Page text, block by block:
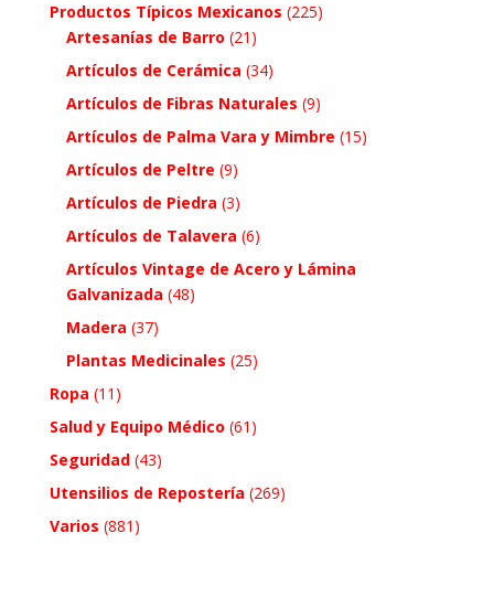
Productos Típicos Mexicanos (225)
Artesanías de Barro (21)
Artículos de Cerámica (34)
Artículos de Fibras Naturales (9)
Artículos de Palma Vara y Mimbre (15)
Artículos de Peltre (9)
Artículos de Piedra (3)
Artículos de Talavera (6)
Artículos Vintage de Acero y Lámina
Galvanizada (48)
Madera (37)
Plantas Medicinales (25)
Ropa (11)
Salud y Equipo Médico (61)
Seguridad (43)
Utensilios de Repostería (269)
Varios (881)